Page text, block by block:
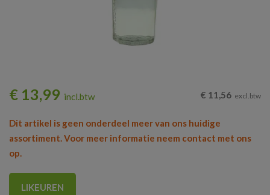
€ 13,99 incl.btw € 11,56 excl.btw
Dit artikel is geen onderdeel meer van ons huidige
assortiment. Voor meer informatie neem contact met ons
op.
LIKEUREN